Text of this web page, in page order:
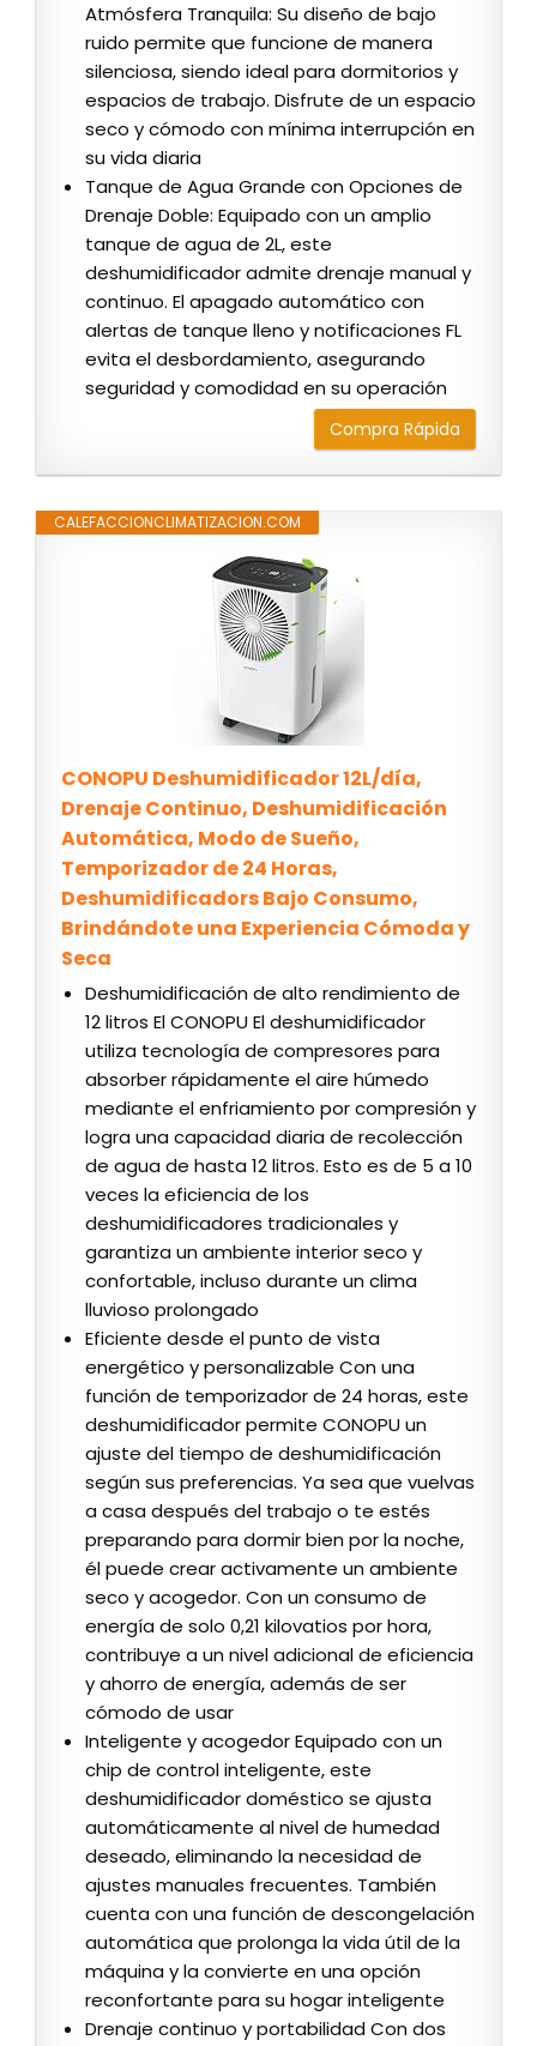
Atmósfera Tranquila: Su diseño de bajo
ruido permite que funcione de manera
silenciosa, siendo ideal para dormitorios y
espacios de trabajo. Disfrute de un espacio
seco y cómodo con mínima interrupción en
su vida diaria
Tanque de Agua Grande con Opciones de
Drenaje Doble: Equipado con un amplio
tanque de agua de 2L, este
deshumidificador admite drenaje manual y
continuo. El apagado automático con
alertas de tanque lleno y notificaciones FL
evita el desbordamiento, asegurando
seguridad y comodidad en su operación
Compra Rápida
CALEFACCIONCLIMATIZACION.COM
CONOPU Deshumidificador 12L/día,
Drenaje Continuo, Deshumidificación
Automática, Modo de Sueño,
Temporizador de 24 Horas,
Deshumidificadors Bajo Consumo,
Brindándote una Experiencia Cómoda y
Seca
Deshumidificación de alto rendimiento de
12 litros El CONOPU El deshumidificador
utiliza tecnología de compresores para
absorber rápidamente el aire húmedo
mediante el enfriamiento por compresión y
logra una capacidad diaria de recolección
de agua de hasta 12 litros. Esto es de 5 a 10
veces la eficiencia de los
deshumidificadores tradicionales y
garantiza un ambiente interior seco y
confortable, incluso durante un clima
lluvioso prolongado
Eficiente desde el punto de vista
energético y personalizable Con una
función de temporizador de 24 horas, este
deshumidificador permite CONOPU un
ajuste del tiempo de deshumidificación
según sus preferencias. Ya sea que vuelvas
a casa después del trabajo o te estés
preparando para dormir bien por la noche,
él puede crear activamente un ambiente
seco y acogedor. Con un consumo de
energía de solo 0,21 kilovatios por hora,
contribuye a un nivel adicional de eficiencia
y ahorro de energía, además de ser
cómodo de usar
Inteligente y acogedor Equipado con un
chip de control inteligente, este
deshumidificador doméstico se ajusta
automáticamente al nivel de humedad
deseado, eliminando la necesidad de
ajustes manuales frecuentes. También
cuenta con una función de descongelación
automática que prolonga la vida útil de la
máquina y la convierte en una opción
reconfortante para su hogar inteligente
Drenaje continuo y portabilidad Con dos